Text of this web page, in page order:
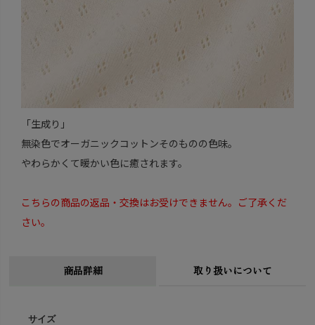
「生成り」
無染色でオーガニックコットンそのものの色味。
やわらかくて暖かい色に癒されます。
こちらの商品の返品・交換はお受けできません。ご了承くだ
さい。
商品詳細 取り扱いについて
サイズ